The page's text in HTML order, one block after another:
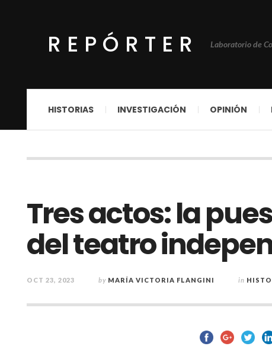
REPÓRTER Laboratorio de
HISTORIAS INVESTIGACIÓN OPINIÓN
Tres actos: la
del teatro
OCT 23, 2023 by MARÍA VICTORIA FLANGINI in